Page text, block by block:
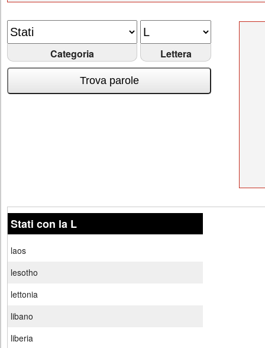
Categoria Lettera
Trova parole
Stati con la L
laos
lesotho
lettonia
libano
liberia